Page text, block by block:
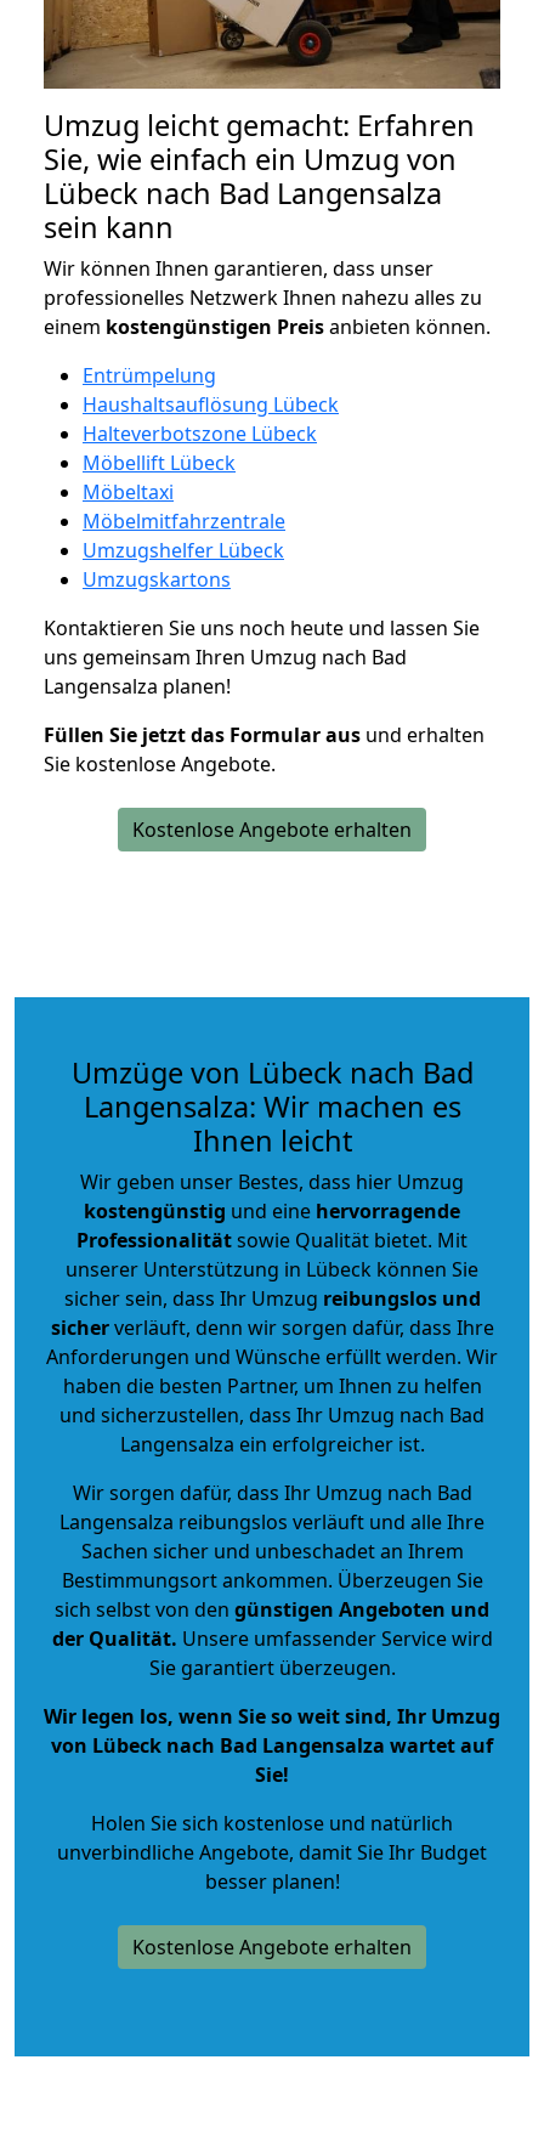
Umzug leicht gemacht: Erfahren
Sie, wie einfach ein Umzug von
Lübeck nach Bad Langensalza
sein kann
Wir können Ihnen garantieren, dass unser
professionelles Netzwerk Ihnen nahezu alles zu
einem kostengünstigen Preisanbieten können.
Entrümpelung
Haushaltsauflösung Lübeck
Halteverbotszone Lübeck
Möbellift Lübeck
Möbeltaxi
Möbelmitfahrzentrale
Umzugshelfer Lübeck
Umzugskartons
Kontaktieren Sie uns noch heute und lassen Sie
uns gemeinsam Ihren Umzug nach Bad
Langensalza planen!
Füllen Sie jetzt das Formular aus und erhalten
Sie kostenlose Angebote.
Kostenlose Angebote erhalten
Umzüge von Lübeck nach Bad
Langensalza: Wir machen es
Ihnen leicht
Wir geben unser Bestes, dass hier Umzug
kostengünstig und eine hervorragende
Professionalitätsowie Qualität bietet. Mit
unserer Unterstützung in Lübeck können Sie
sicher sein, dass Ihr Umzug reibungslos und
sicherverläuft, denn wir sorgen dafür, dass Ihre
Anforderungen und Wünsche erfüllt werden. Wir
haben die besten Partner, um Ihnen zu helfen
und sicherzustellen, dass Ihr Umzug nach Bad
Langensalza ein erfolgreicher ist.
Wir sorgen dafür, dass Ihr Umzug nach Bad
Langensalza reibungslos verläuft und alle Ihre
Sachen sicher und unbeschadet an Ihrem
Bestimmungsort ankommen. Überzeugen Sie
sich selbst von den günstigen Angeboten und
der Qualität. Unsere umfassender Service wird
Sie garantiert überzeugen.
Wir legen los, wenn Sie so weit sind, Ihr Umzug
von Lübeck nach Bad Langensalza wartet auf
Sie!
Holen Sie sich kostenlose und natürlich
unverbindliche Angebote, damit Sie Ihr Budget
besser planen!
Kostenlose Angebote erhalten